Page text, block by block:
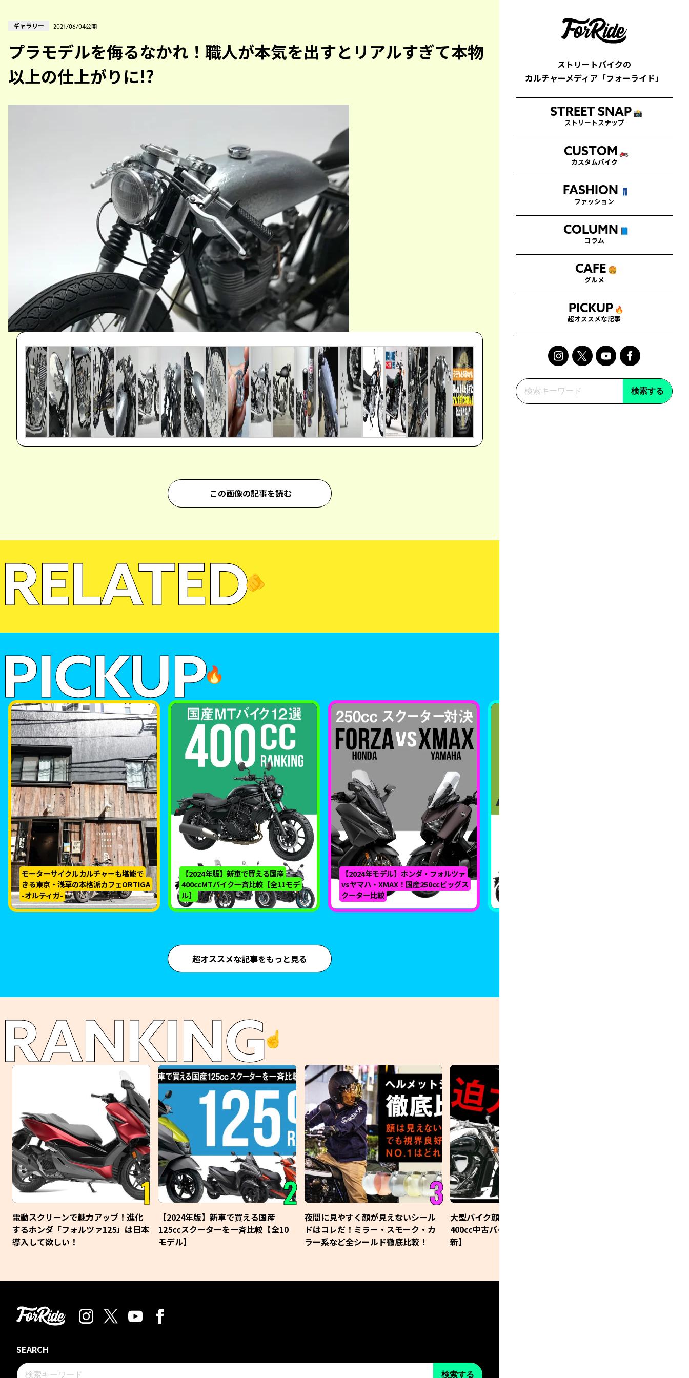
ストリートバイクの
カルチャーメディア「フォーライド」
STREET SNAP 📸
ストリートスナップ
CUSTOM 🏍
カスタムバイク
FASHION 👖
ファッション
COLUMN
コラム
CAFE 🍔
グルメ
PICKUP 🔥
超オススメな記事
検索する
ギャラリー 2021/06/04公開
プラモデルを侮るなかれ！職人が本気を出すとリアルすぎて本物
以上の仕上がりに!?
この画像の記事を読む
RELATED🫵
PICKUP🔥
モーターサイクルカルチャーも堪能で
きる東京・浅草の本格派カフェORTIGA
-オルティガ-
【2024年版】新車で買える国産
400ccMTバイク一斉比較【全11モデ
ル】
【2024年モデル】ホンダ・フォルツァ
vsヤマハ・XMAX！国産250ccビッグス
クーター比較
超オススメな記事をもっと見る
RANKING☝️
1
電動スクリーンで魅力アップ！進化
するホンダ「フォルツァ125」は日本
導入して欲しい！
2
【2024年版】新車で買える国産
125ccスクーターを一斉比較【全10
モデル】
3
夜間に見やすく顔が見えないシール
ドはコレだ！ミラー・スモーク・カ
ラー系など全シールド徹底比較！
大型バイク顔負け！大柄な車体の
400cc中古バイク10選【2022年最
新】
SEARCH
検索する